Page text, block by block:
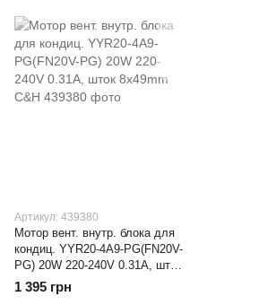
Артикул: 439380
Мотор вент. внутр. блока для
кондиц. YYR20-4A9-PG(FN20V-
PG) 20W 220-240V 0.31A, шток
8x49mm C&H
1 395 грн